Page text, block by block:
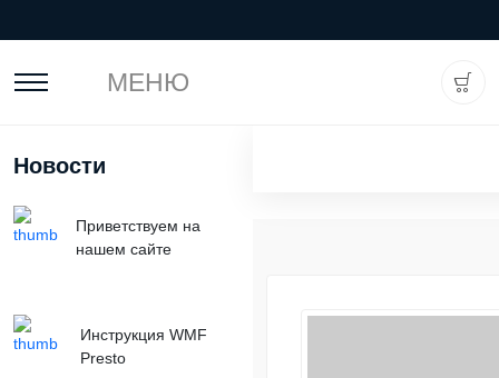
МЕНЮ
Новости
Приветствуем на
нашем сайте
Инструкция WMF
Presto